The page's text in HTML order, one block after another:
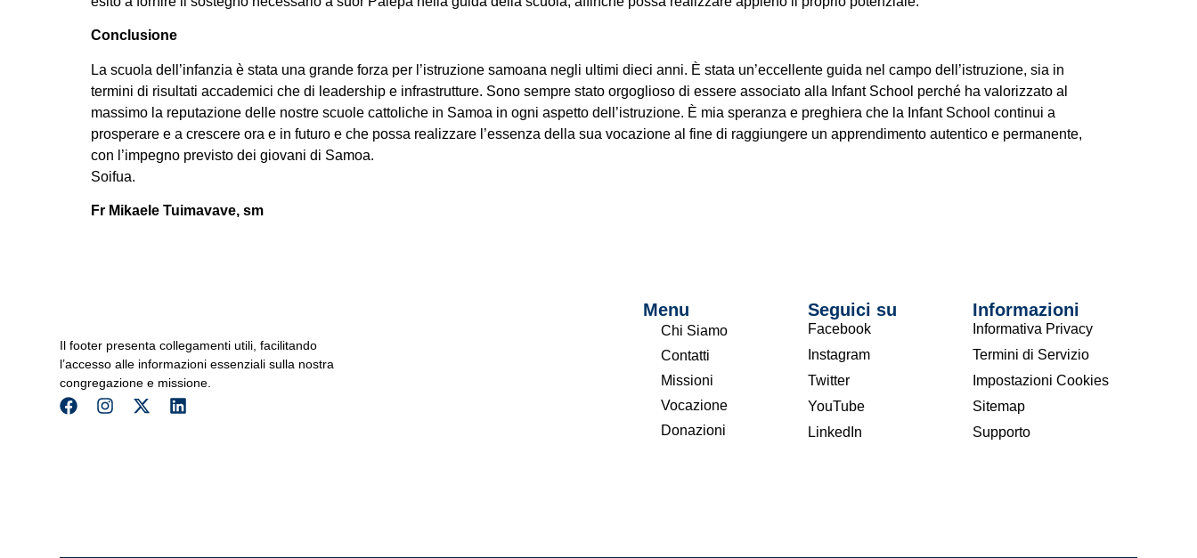
Conclusione
La scuola dell’infanzia è stata una grande forza per l’istruzione samoana negli ultimi dieci anni. È stata un’eccellente guida nel campo dell’istruzione, sia in
termini di risultati accademici che di leadership e infrastrutture. Sono sempre stato orgoglioso di essere associato alla Infant School perché ha valorizzato al
massimo la reputazione delle nostre scuole cattoliche in Samoa in ogni aspetto dell’istruzione. È mia speranza e preghiera che la Infant School continui a
prosperare e a crescere ora e in futuro e che possa realizzare l’essenza della sua vocazione al fine di raggiungere un apprendimento autentico e permanente,
con l’impegno previsto dei giovani di Samoa.
Soifua.
Fr Mikaele Tuimavave, sm
Il footer presenta collegamenti utili, facilitando
l’accesso alle informazioni essenziali sulla nostra
congregazione e missione.
Menu
Chi Siamo
Contatti
Missioni
Vocazione
Donazioni
Seguici su
Facebook
Instagram
Twitter
YouTube
LinkedIn
Informazioni
Informativa Privacy
Termini di Servizio
Impostazioni Cookies
Sitemap
Supporto